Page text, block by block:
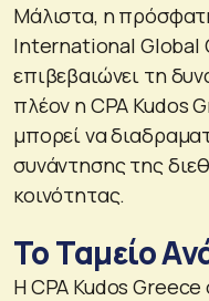
Μάλιστα, η
International Global
επιβεβαιώνει τη
πλέον η CPA Kudos
μπορεί να
συνάντησης της
κοινότητας.
Το Ταμείο
H CPA Kudos Greece